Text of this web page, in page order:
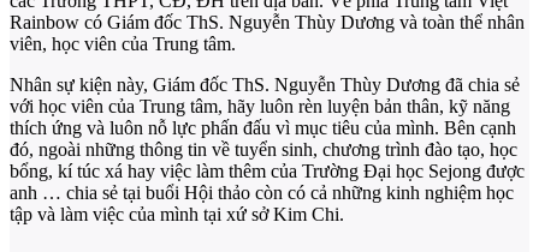
Rainbow có Giám đốc ThS. Nguyễn Thùy Dương và toàn thể nhân
viên, học viên của Trung tâm.
Nhân sự kiện này, Giám đốc ThS. Nguyễn Thùy Dương đã chia sẻ
với học viên của Trung tâm, hãy luôn rèn luyện bản thân, kỹ năng
thích ứng và luôn nỗ lực phấn đấu vì mục tiêu của mình. Bên cạnh
đó, ngoài những thông tin về tuyển sinh, chương trình đào tạo, học
bổng, kí túc xá hay việc làm thêm của Trường Đại học Sejong được
anh … chia sẻ tại buổi Hội thảo còn có cả những kinh nghiệm học
tập và làm việc của mình tại xứ sở Kim Chi.